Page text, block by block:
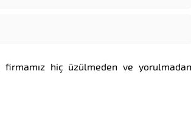
firmamız hiç üzülmeden ve